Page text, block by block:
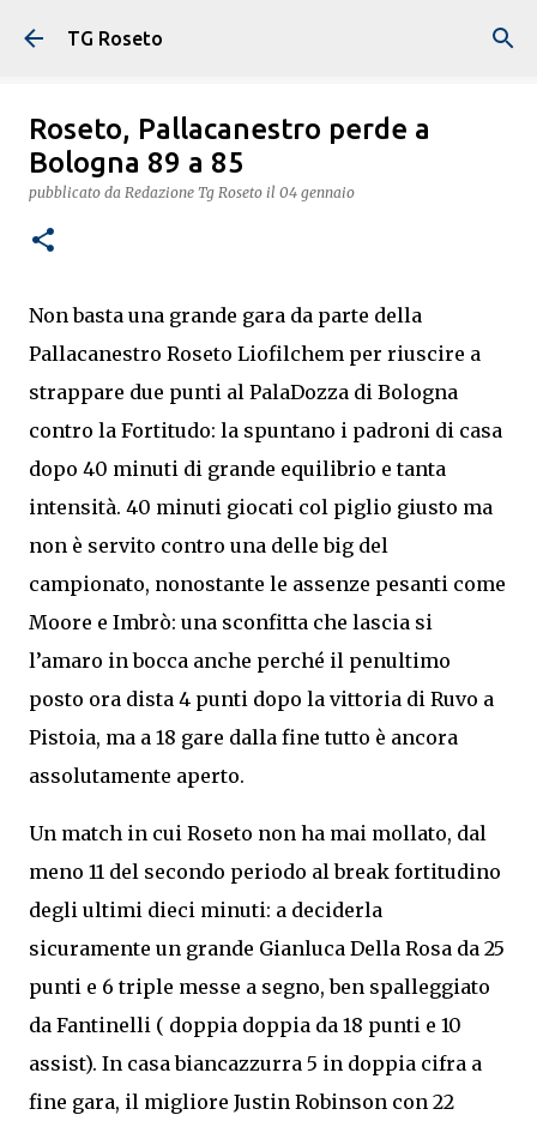
Passa ai contenuti principali
TG Roseto
Roseto, Pallacanestro perde a
Bologna 89 a 85
pubblicato da Redazione Tg Roseto il 04 gennaio
Non basta una grande gara da parte della
Pallacanestro Roseto Liofilchem per riuscire a
strappare due punti al PalaDozza di Bologna
contro la Fortitudo: la spuntano i padroni di casa
dopo 40 minuti di grande equilibrio e tanta
intensità. 40 minuti giocati col piglio giusto ma
non è servito contro una delle big del
campionato, nonostante le assenze pesanti come
Moore e Imbrò: una sconfitta che lascia si
l’amaro in bocca anche perché il penultimo
posto ora dista 4 punti dopo la vittoria di Ruvo a
Pistoia, ma a 18 gare dalla fine tutto è ancora
assolutamente aperto.
Un match in cui Roseto non ha mai mollato, dal
meno 11 del secondo periodo al break fortitudino
degli ultimi dieci minuti: a deciderla
sicuramente un grande Gianluca Della Rosa da 25
punti e 6 triple messe a segno, ben spalleggiato
da Fantinelli ( doppia doppia da 18 punti e 10
assist). In casa biancazzurra 5 in doppia cifra a
fine gara, il migliore Justin Robinson con 22